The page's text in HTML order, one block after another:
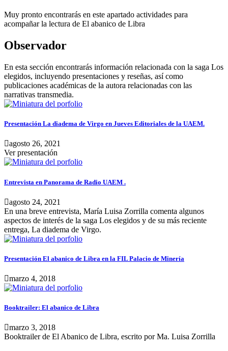
Muy pronto encontrarás en este apartado actividades para
acompañar la lectura de El abanico de Libra
Observador
En esta sección encontrarás información relacionada con la saga Los
elegidos, incluyendo presentaciones y reseñas, así como
publicaciones académicas de la autora relacionadas con las
narrativas transmedia.
Presentación La diadema de Virgo en Jueves Editoriales de la UAEM.
agosto 26, 2021
Ver presentación
Entrevista en Panorama de Radio UAEM .
agosto 24, 2021
En una breve entrevista, María Luisa Zorrilla comenta algunos
aspectos de interés de la saga Los elegidos y de su más reciente
entrega, La diadema de Virgo.
Presentación El abanico de Libra en la FIL Palacio de Minería
marzo 4, 2018
Booktrailer: El abanico de Libra
marzo 3, 2018
Booktrailer de El Abanico de Libra, escrito por Ma. Luisa Zorrilla